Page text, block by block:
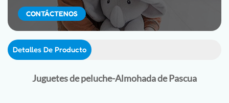
CONTÁCTENOS
Detalles De Producto
Juguetes de peluche-Almohada de Pascua